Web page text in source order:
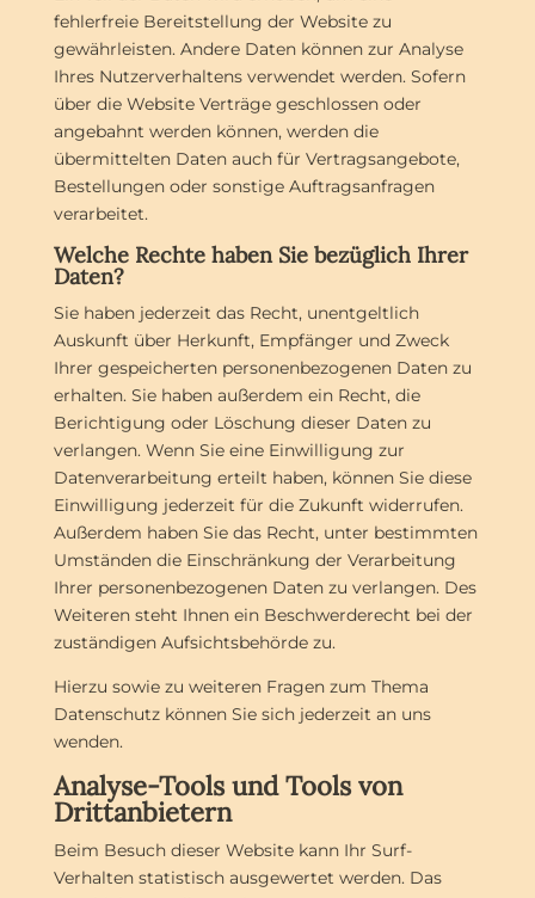
fehlerfreie Bereitstellung der Website zu
gewährleisten. Andere Daten können zur Analyse
Ihres Nutzerverhaltens verwendet werden. Sofern
über die Website Verträge geschlossen oder
angebahnt werden können, werden die
übermittelten Daten auch für Vertragsangebote,
Bestellungen oder sonstige Auftragsanfragen
verarbeitet.
Welche Rechte haben Sie bezüglich Ihrer
Daten?
Sie haben jederzeit das Recht, unentgeltlich
Auskunft über Herkunft, Empfänger und Zweck
Ihrer gespeicherten personenbezogenen Daten zu
erhalten. Sie haben außerdem ein Recht, die
Berichtigung oder Löschung dieser Daten zu
verlangen. Wenn Sie eine Einwilligung zur
Datenverarbeitung erteilt haben, können Sie diese
Einwilligung jederzeit für die Zukunft widerrufen.
Außerdem haben Sie das Recht, unter bestimmten
Umständen die Einschränkung der Verarbeitung
Ihrer personenbezogenen Daten zu verlangen. Des
Weiteren steht Ihnen ein Beschwerderecht bei der
zuständigen Aufsichtsbehörde zu.
Hierzu sowie zu weiteren Fragen zum Thema
Datenschutz können Sie sich jederzeit an uns
wenden.
Analyse-Tools und Tools von
Dritt­anbietern
Beim Besuch dieser Website kann Ihr Surf-
Verhalten statistisch ausgewertet werden. Das